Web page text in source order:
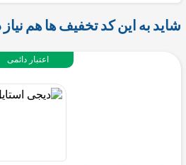
شاید به این کد تخفیف ها هم
اعتبار دائمی